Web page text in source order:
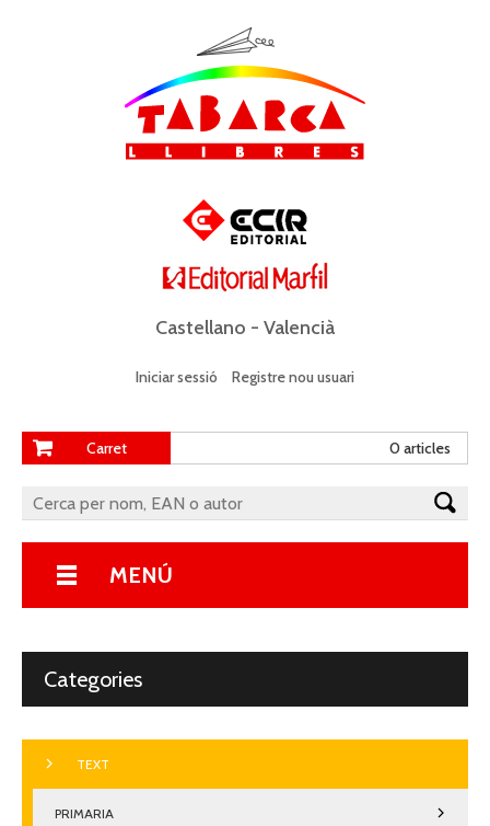
Castellano - Valencià
Iniciar sessió Registre nou usuari
Carret 0 articles
MENÚ
Categories
TEXT
PRIMARIA